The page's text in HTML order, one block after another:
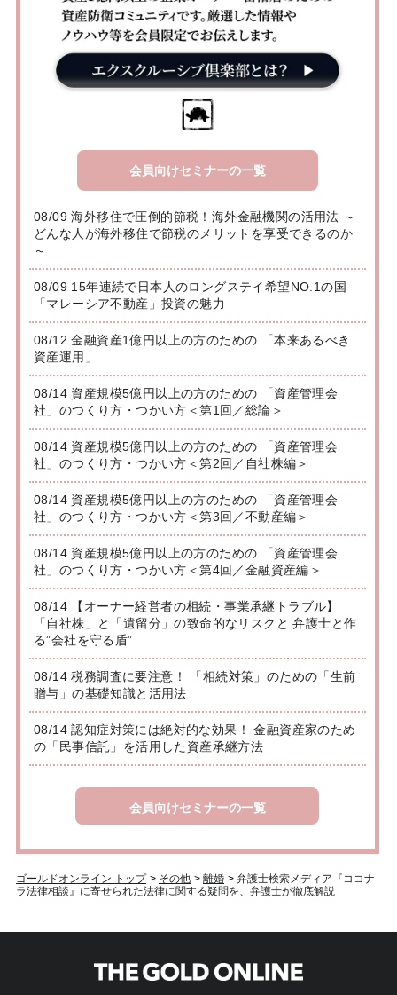
会員向けセミナーの一覧
08/09 海外移住で圧倒的節税！海外金融機関の活用法 ～
どんな人が海外移住で節税のメリットを享受できるのか
～
08/09 15年連続で日本人のロングステイ希望NO.1の国
「マレーシア不動産」投資の魅力
08/12 金融資産1億円以上の方のための 「本来あるべき
資産運用」
08/14 資産規模5億円以上の方のための 「資産管理会
社」のつくり方・つかい方＜第1回／総論＞
08/14 資産規模5億円以上の方のための 「資産管理会
社」のつくり方・つかい方＜第2回／自社株編＞
08/14 資産規模5億円以上の方のための 「資産管理会
社」のつくり方・つかい方＜第3回／不動産編＞
08/14 資産規模5億円以上の方のための 「資産管理会
社」のつくり方・つかい方＜第4回／金融資産編＞
08/14 【オーナー経営者の相続・事業承継トラブル】
「自社株」と「遺留分」の致命的なリスクと 弁護士と作
る”会社を守る盾”
08/14 税務調査に要注意！ 「相続対策」のための「生前
贈与」の基礎知識と活用法
08/14 認知症対策には絶対的な効果！ 金融資産家のため
の「民事信託」を活用した資産承継方法
会員向けセミナーの一覧
ゴールドオンライン トップ > その他 > 離婚 > 弁護士検索メディア『ココナ
ラ法律相談』に寄せられた法律に関する疑問を、弁護士が徹底解説